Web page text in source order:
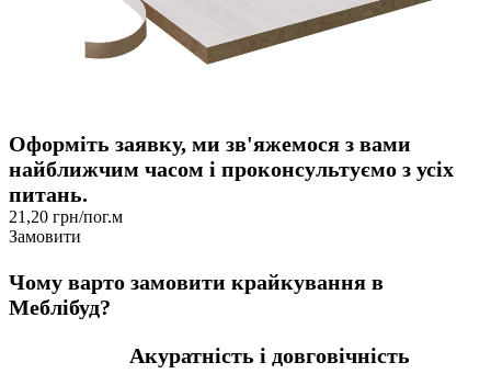
Оформіть заявку, ми зв'яжемося з вами
найближчим часом і проконсультуємо з усіх
питань.
21,20 грн/пог.м
Замовити
Чому варто замовити крайкування в
Меблібуд?
Акуратність і довговічність